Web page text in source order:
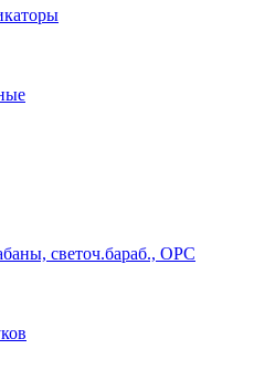
светоч.бараб., OPC